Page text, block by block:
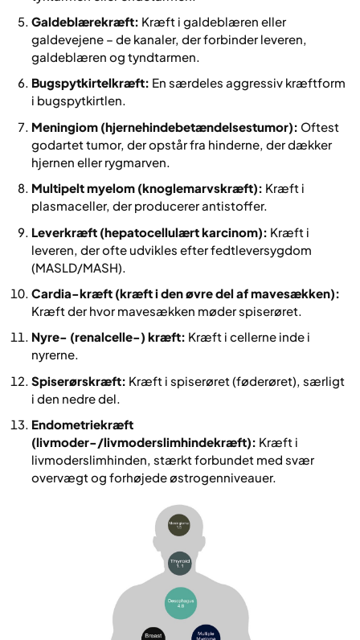
Galdeblærekræft: Kræft i galdeblæren eller
galdevejene – de kanaler, der forbinder leveren,
galdeblæren og tyndtarmen.
Bugspytkirtelkræft: En særdeles aggressiv kræftform
i bugspytkirtlen.
Meningiom (hjernehindebetændelsestumor): Oftest
godartet tumor, der opstår fra hinderne, der dækker
hjernen eller rygmarven.
Multipelt myelom (knoglemarvskræft): Kræft i
plasmaceller, der producerer antistoffer.
Leverkræft (hepatocellulært karcinom): Kræft i
leveren, der ofte udvikles efter fedtleversygdom
(MASLD/MASH).
Cardia-kræft (kræft i den øvre del af mavesækken):
Kræft der hvor mavesækken møder spiserøret.
Nyre- (renalcelle-) kræft: Kræft i cellerne inde i
nyrerne.
Spiserørskræft: Kræft i spiserøret (føderøret), særligt
i den nedre del.
Endometriekræft
(livmoder-/livmoderslimhindekræft): Kræft i
livmoderslimhinden, stærkt forbundet med svær
overvægt og forhøjede østrogenniveauer.